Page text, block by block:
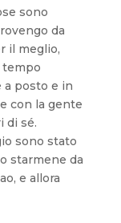
sono
da
il meglio,
tempo
a posto e in
con la gente
di sé.
sono stato
starmene da
e allora